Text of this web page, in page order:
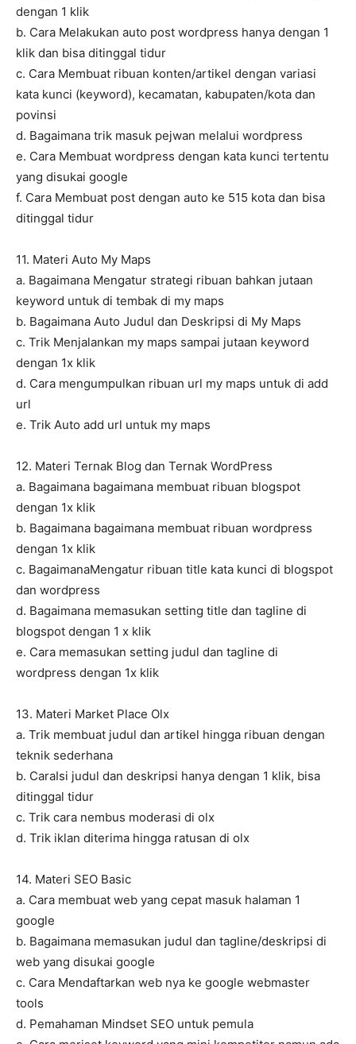
dengan 1 klik
b. Cara Melakukan auto post wordpress hanya dengan 1
klik dan bisa ditinggal tidur
c. Cara Membuat ribuan konten/artikel dengan variasi
kata kunci (keyword), kecamatan, kabupaten/kota dan
povinsi
d. Bagaimana trik masuk pejwan melalui wordpress
e. Cara Membuat wordpress dengan kata kunci tertentu
yang disukai google
f. Cara Membuat post dengan auto ke 515 kota dan bisa
ditinggal tidur
11. Materi Auto My Maps
a. Bagaimana Mengatur strategi ribuan bahkan jutaan
keyword untuk di tembak di my maps
b. Bagaimana Auto Judul dan Deskripsi di My Maps
c. Trik Menjalankan my maps sampai jutaan keyword
dengan 1x klik
d. Cara mengumpulkan ribuan url my maps untuk di add
url
e. Trik Auto add url untuk my maps
12. Materi Ternak Blog dan Ternak WordPress
a. Bagaimana bagaimana membuat ribuan blogspot
dengan 1x klik
b. Bagaimana bagaimana membuat ribuan wordpress
dengan 1x klik
c. BagaimanaMengatur ribuan title kata kunci di blogspot
dan wordpress
d. Bagaimana memasukan setting title dan tagline di
blogspot dengan 1 x klik
e. Cara memasukan setting judul dan tagline di
wordpress dengan 1x klik
13. Materi Market Place Olx
a. Trik membuat judul dan artikel hingga ribuan dengan
teknik sederhana
b. CaraIsi judul dan deskripsi hanya dengan 1 klik, bisa
ditinggal tidur
c. Trik cara nembus moderasi di olx
d. Trik iklan diterima hingga ratusan di olx
14. Materi SEO Basic
a. Cara membuat web yang cepat masuk halaman 1
google
b. Bagaimana memasukan judul dan tagline/deskripsi di
web yang disukai google
c. Cara Mendaftarkan web nya ke google webmaster
tools
d. Pemahaman Mindset SEO untuk pemula